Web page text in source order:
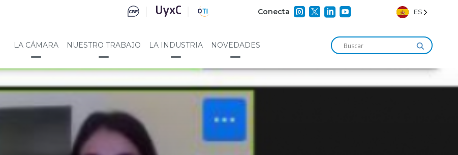
Conecta     ES
LA CÁMARA NUESTRO TRABAJO LA INDUSTRIA NOVEDADES